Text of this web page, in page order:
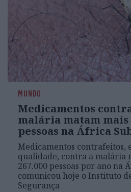
MUNDO
Medicamentos
malária matam mais
pessoas na África
Medicamentos contrafeitos,
qualidade, contra a malária
267.000 pessoas por ano na
comunicou hoje o Instituto
Segurança